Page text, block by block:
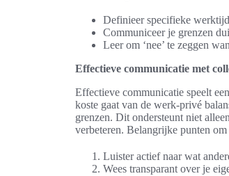
Definieer specifieke
Communiceer je grenzen
Leer om ‘nee’ te zeggen
Effectieve communicatie met
Effectieve communicatie speelt
koste gaat van de werk-privé
grenzen. Dit ondersteunt niet
verbeteren. Belangrijke punten
Luister actief naar wat
Wees transparant over je